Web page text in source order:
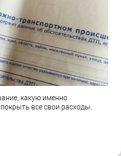
какую именно
все свои расходы.